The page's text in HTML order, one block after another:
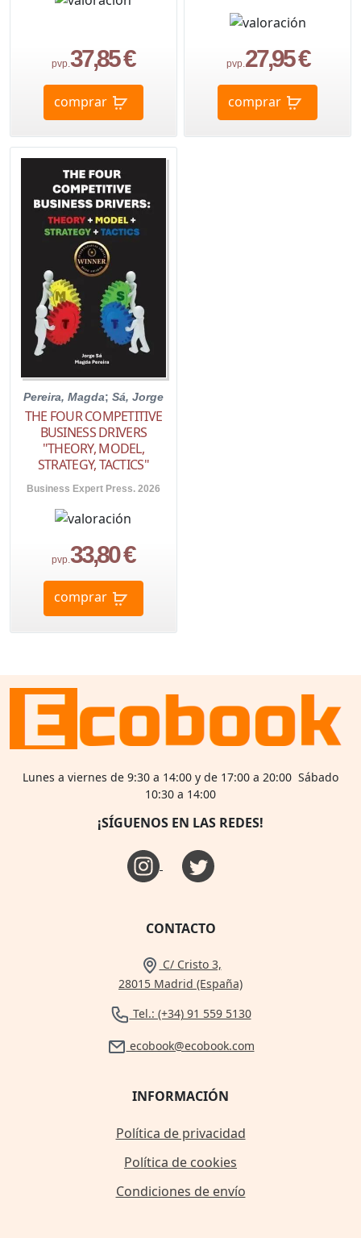
pvp.37,85 €
comprar
pvp.27,95 €
comprar
Pereira, Magda; Sá, Jorge
THE FOUR COMPETITIVE
BUSINESS DRIVERS
"THEORY, MODEL,
STRATEGY, TACTICS"
Business Expert Press. 2026
pvp.33,80 €
comprar
Lunes a viernes de 9:30 a 14:00 y de 17:00 a 20:00 Sábado
10:30 a 14:00
¡SÍGUENOS EN LAS REDES!
CONTACTO
C/ Cristo 3,
28015 Madrid (España)
Tel.: (+34) 91 559 5130
ecobook@ecobook.com
INFORMACIÓN
Política de privacidad
Política de cookies
Condiciones de envío